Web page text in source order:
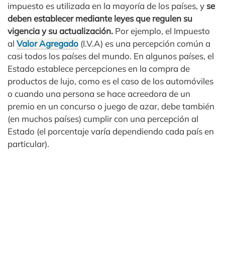
impuesto es utilizada en la mayoría de los países, y se
deben establecer mediante leyes que regulen su
vigencia y su actualización. Por ejemplo, el Impuesto
al Valor Agregado (I.V.A) es una percepción común a
casi todos los países del mundo. En algunos países, el
Estado establece percepciones en la compra de
productos de lujo, como es el caso de los automóviles
o cuando una persona se hace acreedora de un
premio en un concurso o juego de azar, debe también
(en muchos países) cumplir con una percepción al
Estado (el porcentaje varía dependiendo cada país en
particular).